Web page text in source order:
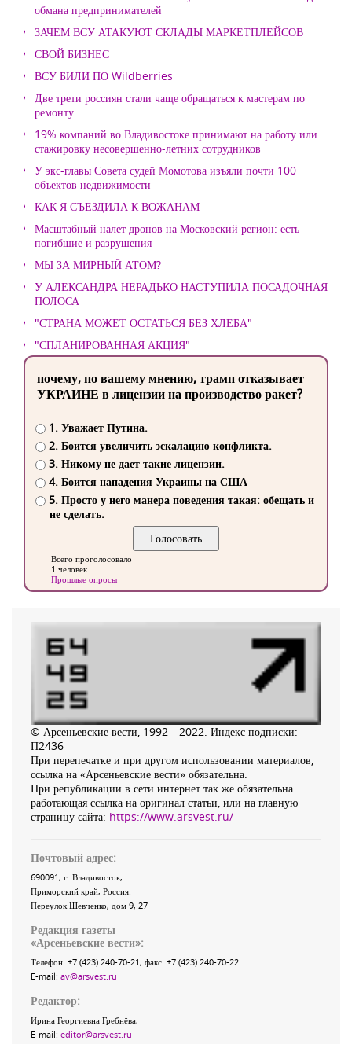
обмана предпринимателей
ЗАЧЕМ ВСУ АТАКУЮТ СКЛАДЫ МАРКЕТПЛЕЙСОВ
СВОЙ БИЗНЕС
ВСУ БИЛИ ПО Wildberries
Две трети россиян стали чаще обращаться к мастерам по
ремонту
19% компаний во Владивостоке принимают на работу или
стажировку несовершенно-летних сотрудников
У экс-главы Совета судей Момотова изъяли почти 100
объектов недвижимости
КАК Я СЪЕЗДИЛА К ВОЖАНАМ
Масштабный налет дронов на Московский регион: есть
погибшие и разрушения
МЫ ЗА МИРНЫЙ АТОМ?
У АЛЕКСАНДРА НЕРАДЬКО НАСТУПИЛА ПОСАДОЧНАЯ
ПОЛОСА
"СТРАНА МОЖЕТ ОСТАТЬСЯ БЕЗ ХЛЕБА"
"СПЛАНИРОВАННАЯ АКЦИЯ"
почему, по вашему мнению, трамп отказывает
УКРАИНЕ в лицензии на производство ракет?
1. Уважает Путина.
2. Боится увеличить эскалацию конфликта.
3. Никому не дает такие лицензии.
4. Боится нападения Украины на США
5. Просто у него манера поведения такая: обещать и
не сделать.
Всего проголосовало
1 человек
Прошлые опросы
© Арсеньевские вести, 1992—2022. Индекс подписки:
П2436
При перепечатке и при другом использовании материалов,
ссылка на «Арсеньевские вести» обязательна.
При републикации в сети интернет так же обязательна
работающая ссылка на оригинал статьи, или на главную
страницу сайта: https://www.arsvest.ru/
Почтовый адрес:
690091, г. Владивосток,
Приморский край, Россия
Переулок Шевченко, дом 9, 27
Редакция газеты
«Арсеньевские вести»:
Телефон: +7 (423) 240-70-21, факс: +7 (423) 240-70-22
E-mail: av@arsvest.ru
Редактор:
Ирина Георгиевна Гребнёва,
E-mail: editor@arsvest.ru